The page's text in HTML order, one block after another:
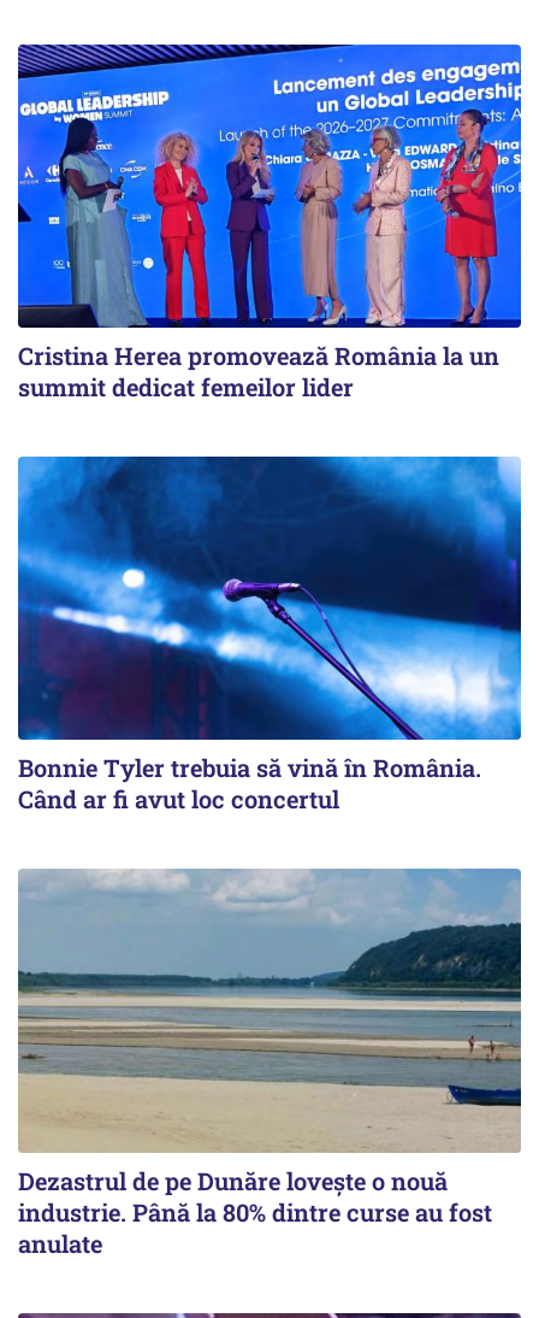
Cristina Herea promovează România la un
summit dedicat femeilor lider
Bonnie Tyler trebuia să vină în România.
Când ar fi avut loc concertul
Dezastrul de pe Dunăre lovește o nouă
industrie. Până la 80% dintre curse au fost
anulate